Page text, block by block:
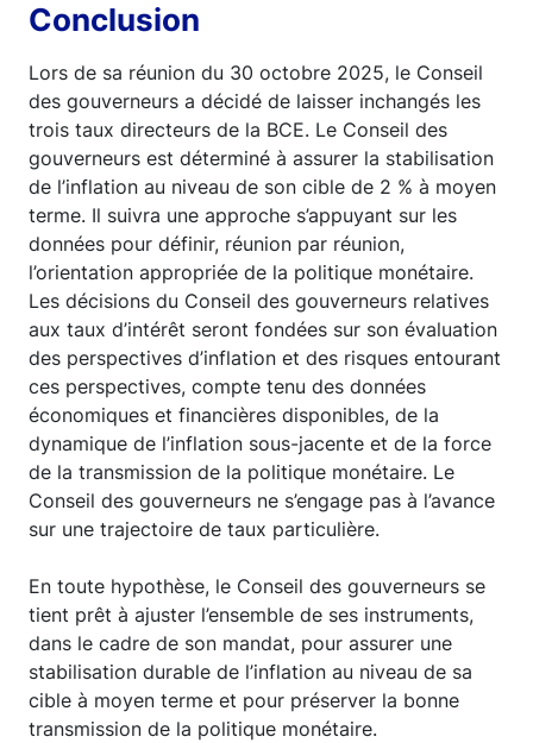
Conclusion
Lors de sa réunion du 30 octobre 2025, le Conseil
des gouverneurs a décidé de laisser inchangés les
trois taux directeurs de la BCE. Le Conseil des
gouverneurs est déterminé à assurer la stabilisation
de l’inflation au niveau de son cible de 2 % à moyen
terme. Il suivra une approche s’appuyant sur les
données pour définir, réunion par réunion,
l’orientation appropriée de la politique monétaire.
Les décisions du Conseil des gouverneurs relatives
aux taux d’intérêt seront fondées sur son évaluation
des perspectives d’inflation et des risques entourant
ces perspectives, compte tenu des données
économiques et financières disponibles, de la
dynamique de l’inflation sous-jacente et de la force
de la transmission de la politique monétaire. Le
Conseil des gouverneurs ne s’engage pas à l’avance
sur une trajectoire de taux particulière.
En toute hypothèse, le Conseil des gouverneurs se
tient prêt à ajuster l’ensemble de ses instruments,
dans le cadre de son mandat, pour assurer une
stabilisation durable de l’inflation au niveau de sa
cible à moyen terme et pour préserver la bonne
transmission de la politique monétaire.